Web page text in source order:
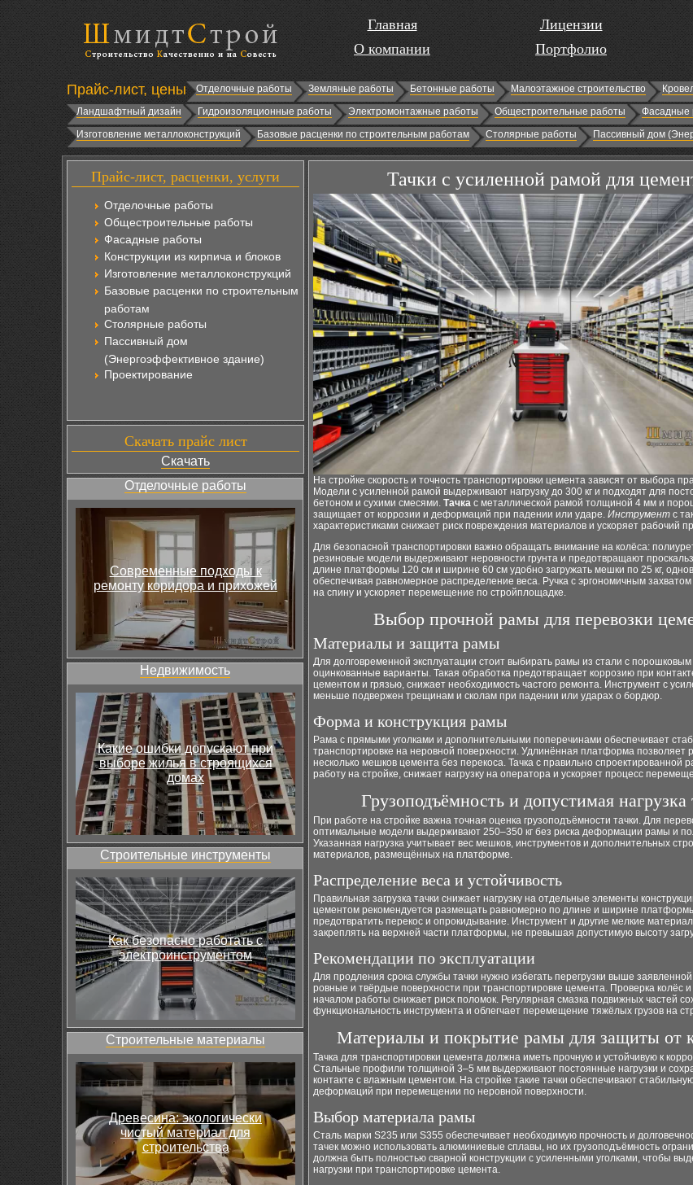
Главная
О компании
Лицензии
Портфолио
Прайс-лист, цены Отделочные работы Земляные работы Бетонные работы Малоэтажное строительство
Ландшафтный дизайн
Гидроизоляционные работы Электромонтажные работы Общестроительные работы Фасадные
Изготовление металлоконструкций
Базовые расценки по строительным работам Столярные работы Пассивный дом
Прайс-лист, расценки, услуги
Отделочные работы
Общестроительные работы
Фасадные работы
Конструкции из кирпича и блоков
Изготовление металлоконструкций
Базовые расценки по строительным
работам
Столярные работы
Пассивный дом
(Энергоэффективное здание)
Проектирование
Скачать прайс лист
Скачать
Отделочные работы
Современные подходы к
ремонту коридора и прихожей
Недвижимость
Какие ошибки допускают при
выборе жилья в строящихся
домах
Строительные инструменты
Как безопасно работать с
электроинструментом
Строительные материалы
Древесина: экологически
чистый материал для
строительства
Тачки с усиленной рамой для
На стройке скорость и точность транспортировки цемента зависят от выбора
Модели с усиленной рамой выдерживают нагрузку до 300 кг и подходят для
бетоном и сухими смесями. Тачка с металлической рамой толщиной 4 мм и
защищает от коррозии и деформаций при падении или ударе. Инструмент с
характеристиками снижает риск повреждения материалов и ускоряет рабочий
Для безопасной транспортировки важно обращать внимание на колёса:
резиновые модели выдерживают неровности грунта и предотвращают
длине платформы 120 см и ширине 60 см удобно загружать мешки по 25 кг,
обеспечивая равномерное распределение веса. Ручка с эргономичным захватом
на спину и ускоряет перемещение по стройплощадке.
Выбор прочной рамы для перевозки
Материалы и защита рамы
Для долговременной эксплуатации стоит выбирать рамы из стали с
оцинкованные варианты. Такая обработка предотвращает коррозию при
цементом и грязью, снижает необходимость частого ремонта. Инструмент с
меньше подвержен трещинам и сколам при падении или ударах о бордюр.
Форма и конструкция рамы
Рама с прямыми уголками и дополнительными поперечинами обеспечивает
транспортировке на неровной поверхности. Удлинённая платформа позволяет
несколько мешков цемента без перекоса. Тачка с правильно спроектированной
работу на стройке, снижает нагрузку на оператора и ускоряет процесс
Грузоподъёмность и допустимая нагрузка
При работе на стройке важна точная оценка грузоподъёмности тачки. Для
оптимальные модели выдерживают 250–350 кг без риска деформации рамы и
Указанная нагрузка учитывает вес мешков, инструментов и дополнительных
материалов, размещённых на платформе.
Распределение веса и устойчивость
Правильная загрузка тачки снижает нагрузку на отдельные элементы
цементом рекомендуется размещать равномерно по длине и ширине
предотвратить перекос и опрокидывание. Инструмент и другие мелкие
закреплять на верхней части платформы, не превышая допустимую высоту
Рекомендации по эксплуатации
Для продления срока службы тачки нужно избегать перегрузки выше
ровные и твёрдые поверхности при транспортировке цемента. Проверка колёс
началом работы снижает риск поломок. Регулярная смазка подвижных частей
функциональность инструмента и облегчает перемещение тяжёлых грузов на
Материалы и покрытие рамы для защиты от
Тачка для транспортировки цемента должна иметь прочную и устойчивую к
Стальные профили толщиной 3–5 мм выдерживают постоянные нагрузки и
контакте с влажным цементом. На стройке такие тачки обеспечивают
деформаций при перемещении по неровной поверхности.
Выбор материала рамы
Сталь марки S235 или S355 обеспечивает необходимую прочность и
тачек можно использовать алюминиевые сплавы, но их грузоподъёмность
должна быть полностью сварной конструкции с усиленными уголками, чтобы
нагрузки при транспортировке цемента.